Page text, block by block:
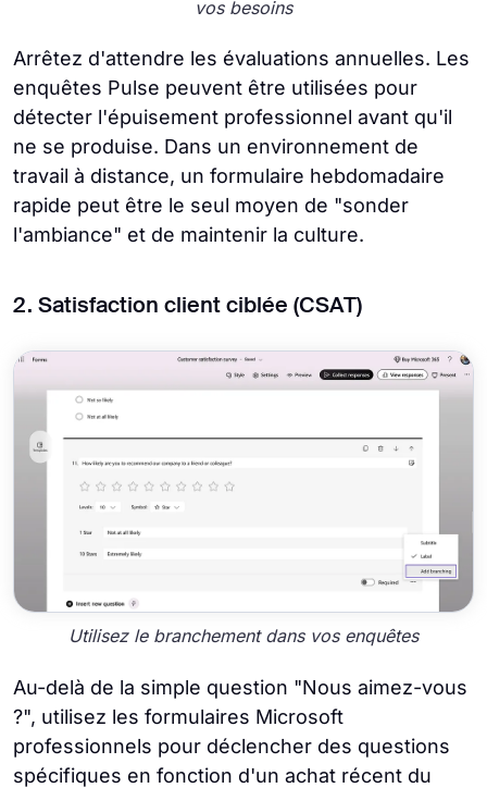
vos besoins
Arrêtez d'attendre les évaluations annuelles. Les
enquêtes Pulse peuvent être utilisées pour
détecter l'épuisement professionnel avant qu'il
ne se produise. Dans un environnement de
travail à distance, un formulaire hebdomadaire
rapide peut être le seul moyen de "sonder
l'ambiance" et de maintenir la culture.
2. Satisfaction client ciblée (CSAT)
Utilisez le branchement dans vos enquêtes
Au-delà de la simple question "Nous aimez-vous
?", utilisez les formulaires Microsoft
professionnels pour déclencher des questions
spécifiques en fonction d'un achat récent du